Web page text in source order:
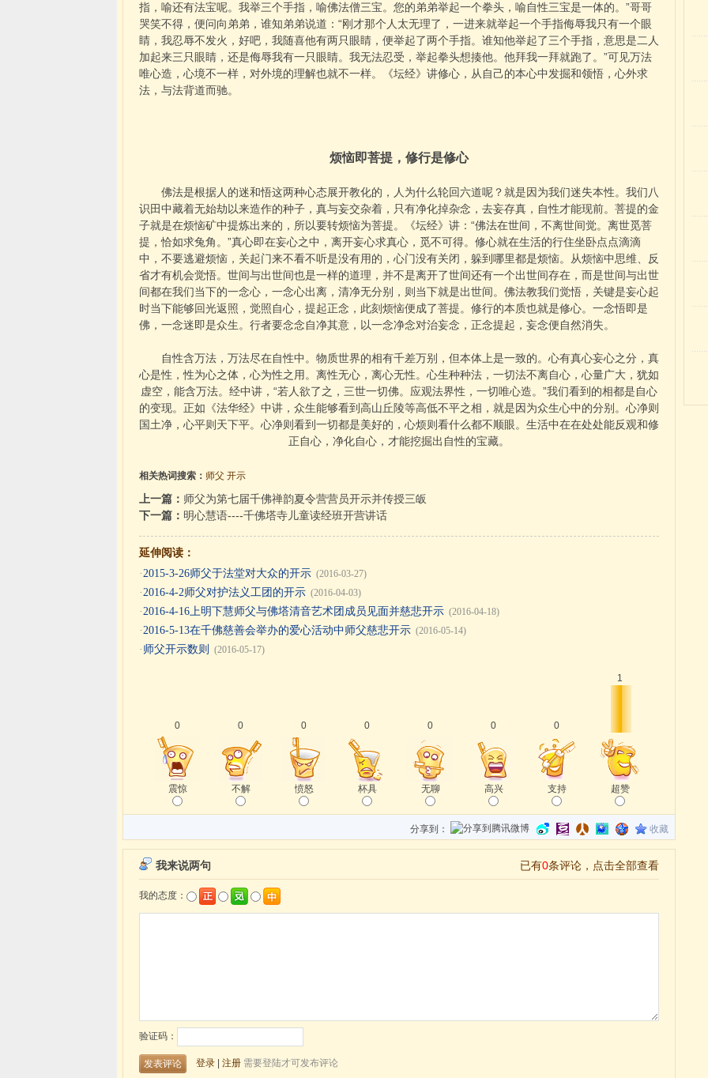
指，喻还有法宝呢。我举三个手指，喻佛法僧三宝。您的弟弟举起一个拳头，喻自性三宝是一体的。”哥哥
哭笑不得，便问向弟弟，谁知弟弟说道：“刚才那个人太无理了，一进来就举起一个手指侮辱我只有一个眼
睛，我忍辱不发火，好吧，我随喜他有两只眼睛，便举起了两个手指。谁知他举起了三个手指，意思是二人
加起来三只眼睛，还是侮辱我有一只眼睛。我无法忍受，举起拳头想揍他。他拜我一拜就跑了。”可见万法
唯心造，心境不一样，对外境的理解也就不一样。《坛经》讲修心，从自己的本心中发掘和领悟，心外求
法，与法背道而驰。
烦恼即菩提，修行是修心
佛法是根据人的迷和悟这两种心态展开教化的，人为什么轮回六道呢？就是因为我们迷失本性。我们八
识田中藏着无始劫以来造作的种子，真与妄交杂着，只有净化掉杂念，去妄存真，自性才能现前。菩提的金
子就是在烦恼矿中提炼出来的，所以要转烦恼为菩提。《坛经》讲：“佛法在世间，不离世间觉。离世觅菩
提，恰如求兔角。”真心即在妄心之中，离开妄心求真心，觅不可得。修心就在生活的行住坐卧点点滴滴
中，不要逃避烦恼，关起门来不看不听是没有用的，心门没有关闭，躲到哪里都是烦恼。从烦恼中思维、反
省才有机会觉悟。世间与出世间也是一样的道理，并不是离开了世间还有一个出世间存在，而是世间与出世
间都在我们当下的一念心，一念心出离，清净无分别，则当下就是出世间。佛法教我们觉悟，关键是妄心起
时当下能够回光返照，觉照自心，提起正念，此刻烦恼便成了菩提。修行的本质也就是修心。一念悟即是
佛，一念迷即是众生。行者要念念自净其意，以一念净念对治妄念，正念提起，妄念便自然消失。
自性含万法，万法尽在自性中。物质世界的相有千差万别，但本体上是一致的。心有真心妄心之分，真
心是性，性为心之体，心为性之用。离性无心，离心无性。心生种种法，一切法不离自心，心量广大，犹如
虚空，能含万法。经中讲，“若人欲了之，三世一切佛。应观法界性，一切唯心造。”我们看到的相都是自心
的变现。正如《法华经》中讲，众生能够看到高山丘陵等高低不平之相，就是因为众生心中的分别。心净则
国土净，心平则天下平。心净则看到一切都是美好的，心烦则看什么都不顺眼。生活中在在处处能反观和修
正自心，净化自心，才能挖掘出自性的宝藏。
相关热词搜索： 师父 开示
上一篇： 师父为第七届千佛禅韵夏令营营员开示并传授三皈
下一篇： 明心慧语----千佛塔寺儿童读经班开营讲话
延伸阅读：
·2015-3-26师父于法堂对大众的开示 (2016-03-27)
·2016-4-2师父对护法义工团的开示 (2016-04-03)
·2016-4-16上明下慧师父与佛塔清音艺术团成员见面并慈悲开示 (2016-04-18)
·2016-5-13在千佛慈善会举办的爱心活动中师父慈悲开示 (2016-05-14)
· 师父开示数则 (2016-05-17)
0
震惊
0
不解
0
愤怒
0
杯具
0
无聊
0
高兴
0
支持
1
超赞
分享到： 收藏